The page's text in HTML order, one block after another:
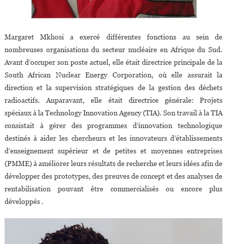
Margaret Mkhosi a exercé différentes fonctions au sein de
nombreuses organisations du secteur nucléaire en Afrique du Sud.
Avant d’occuper son poste actuel, elle était directrice principale de la
South African Nuclear Energy Corporation, où elle assurait la
direction et la supervision stratégiques de la gestion des déchets
radioactifs. Auparavant, elle était directrice générale: Projets
spéciaux à la Technology Innovation Agency (TIA). Son travail à la TIA
consistait à gérer des programmes d’innovation technologique
destinés à aider les chercheurs et les innovateurs d’établissements
d’enseignement supérieur et de petites et moyennes entreprises
(PMME) à améliorer leurs résultats de recherche et leurs idées afin de
développer des prototypes, des preuves de concept et des analyses de
rentabilisation pouvant être commercialisés ou encore plus
développés .